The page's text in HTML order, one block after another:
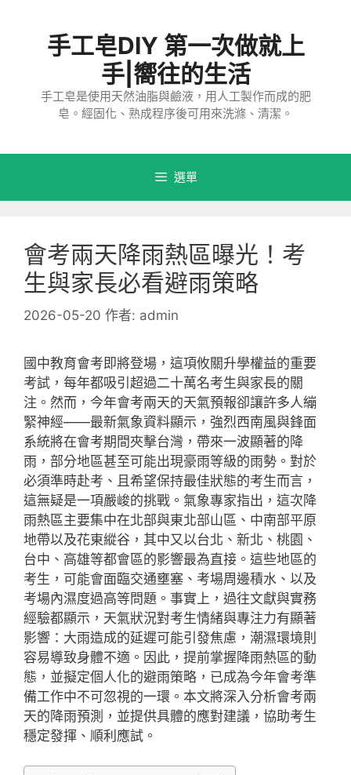
手工皂DIY 第一次做就上
手|嚮往的生活
手工皂是使用天然油脂與鹼液，用人工製作而成的肥
皂。經固化、熟成程序後可用來洗滌、清潔。
選單
會考兩天降雨熱區曝光！考
生與家長必看避雨策略
2026-05-20 作者: admin
國中教育會考即將登場，這項攸關升學權益的重要
考試，每年都吸引超過二十萬名考生與家長的關
注。然而，今年會考兩天的天氣預報卻讓許多人繃
緊神經——最新氣象資料顯示，強烈西南風與鋒面
系統將在會考期間夾擊台灣，帶來一波顯著的降
雨，部分地區甚至可能出現豪雨等級的雨勢。對於
必須準時赴考、且希望保持最佳狀態的考生而言，
這無疑是一項嚴峻的挑戰。氣象專家指出，這次降
雨熱區主要集中在北部與東北部山區、中南部平原
地帶以及花東縱谷，其中又以台北、新北、桃園、
台中、高雄等都會區的影響最為直接。這些地區的
考生，可能會面臨交通壅塞、考場周邊積水、以及
考場內濕度過高等問題。事實上，過往文獻與實務
經驗都顯示，天氣狀況對考生情緒與專注力有顯著
影響：大雨造成的延遲可能引發焦慮，潮濕環境則
容易導致身體不適。因此，提前掌握降雨熱區的動
態，並擬定個人化的避雨策略，已成為今年會考準
備工作中不可忽視的一環。本文將深入分析會考兩
天的降雨預測，並提供具體的應對建議，協助考生
穩定發揮、順利應試。